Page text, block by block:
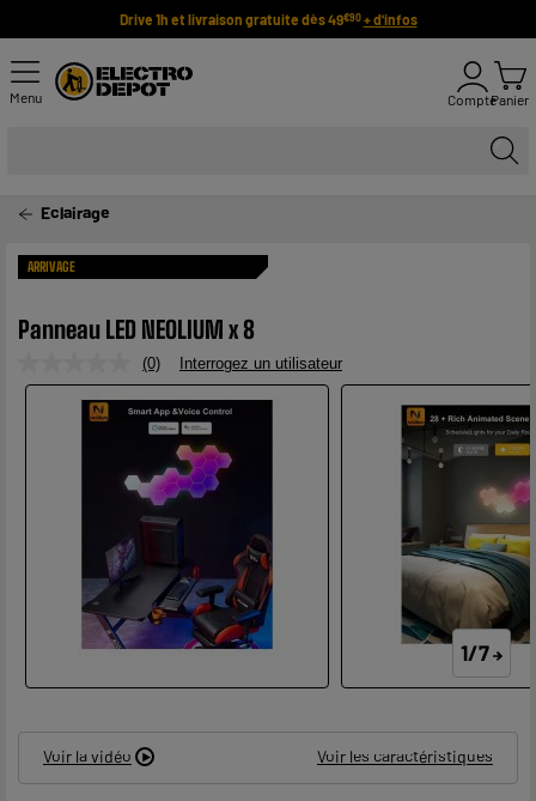
Drive 1h et livraison gratuite dès 49€90 + d'infos
Menu ComptePanier
Eclairage
ARRIVAGE
Panneau LED NEOLIUM x 8
Aucune
valeur
de
notation.
Lien
sur
la
même
page.
(0) Interrogez un utilisateur
1/7
Voir la vidéo Voir les caractéristiques